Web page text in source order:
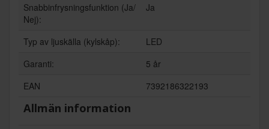
Snabbinfrysningsfunktion (Ja/
Nej):
Ja
Typ av ljuskälla (kylskåp):
LED
Garanti:
5 år
EAN
7392186322193
Allmän information